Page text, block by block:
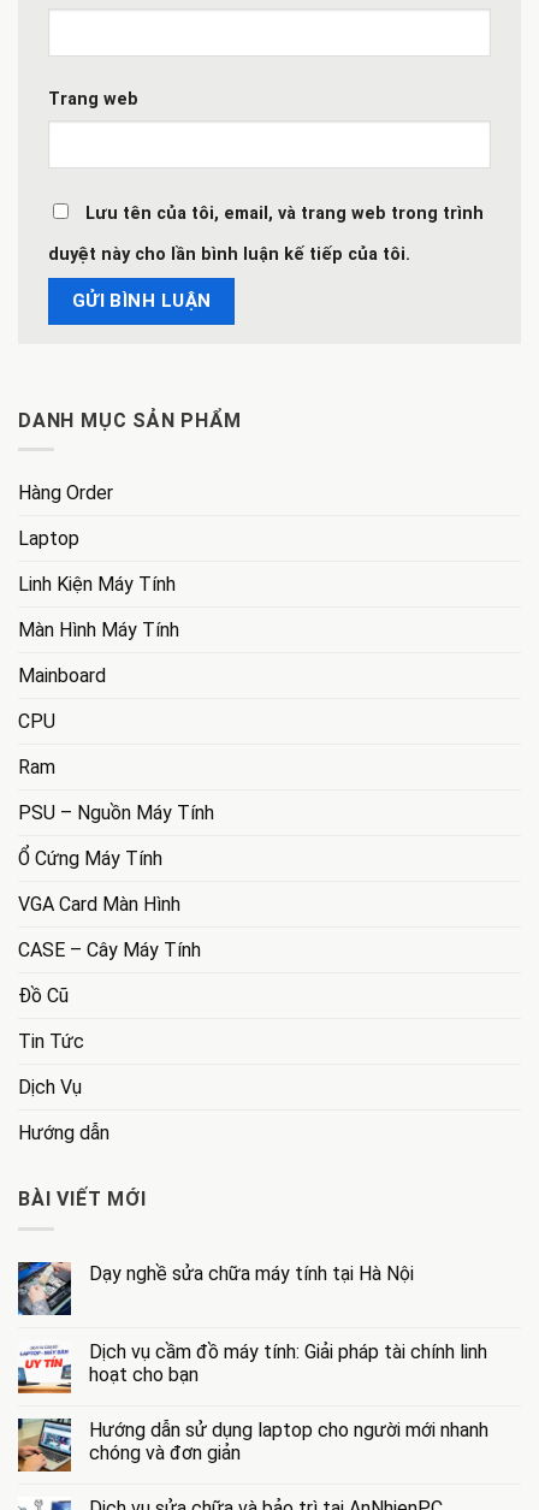
Trang web
Lưu tên của tôi, email, và trang web trong trình
duyệt này cho lần bình luận kế tiếp của tôi.
DANH MỤC SẢN PHẨM
Hàng Order
Laptop
Linh Kiện Máy Tính
Màn Hình Máy Tính
Mainboard
CPU
Ram
PSU – Nguồn Máy Tính
Ổ Cứng Máy Tính
VGA Card Màn Hình
CASE – Cây Máy Tính
Đồ Cũ
Tin Tức
Dịch Vụ
Hướng dẫn
BÀI VIẾT MỚI
Dạy nghề sửa chữa máy tính tại Hà Nội
luận
ở
Dạy
chữa
máy
tính
Nội
Dịch vụ cầm đồ máy tính: Giải pháp tài chính linh
hoạt cho bạn
bình
luận
ở
Hướng dẫn sử dụng laptop cho người mới nhanh
chóng và đơn giản